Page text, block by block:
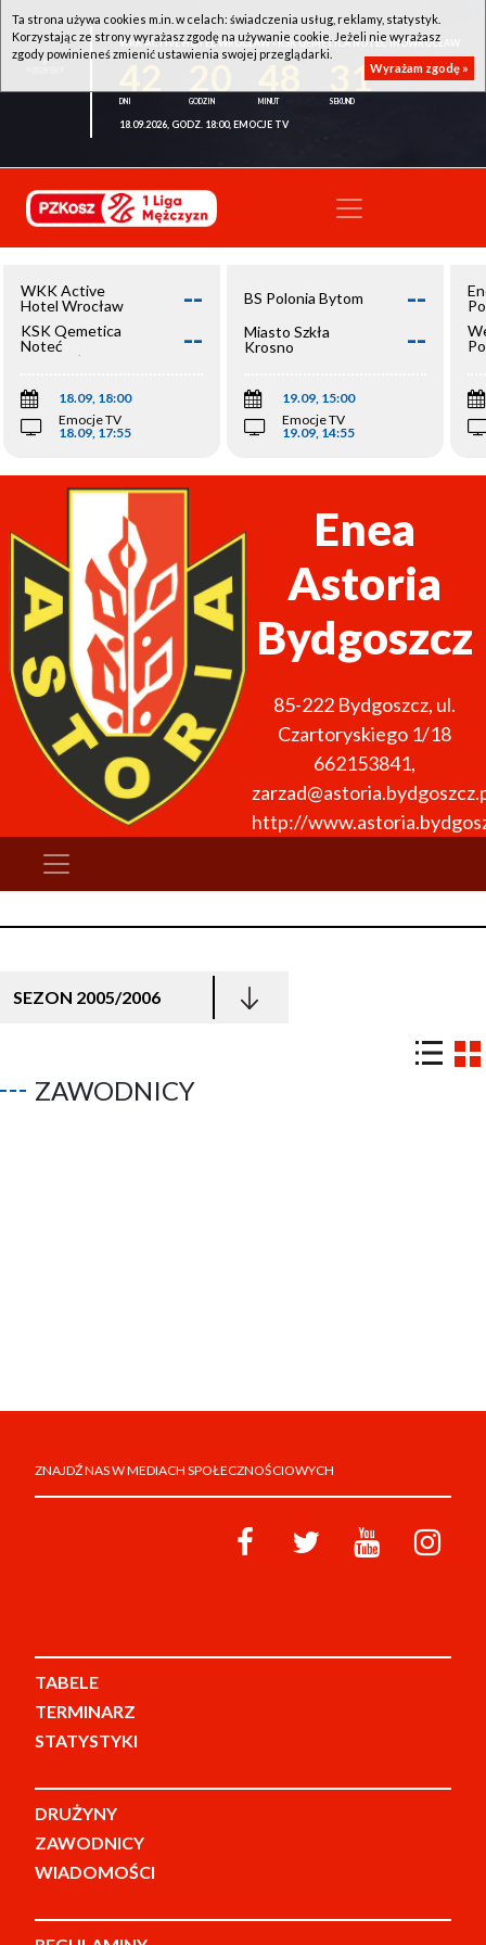
WKK ACTIVE HOTEL WROCŁAW - KSK QEMETICA NOTEĆ INOWROCŁAW
31
18.09.2026, GODZ. 18:00, EMOCJE TV
WKK Active
Hotel Wrocław
--
KSK Qemetica
Noteć
Inowrocław
--
18.09, 18:00
Emocje TV
18.09, 17:55
BS Polonia Bytom --
Miasto Szkła
Krosno
--
19.09, 15:00
Emocje TV
19.09, 14:55
Enea
Astoria
Bydgoszcz
85-222 Bydgoszcz, ul.
Czartoryskiego 1/18
662153841,
http://
SEZON 2005/2006
ZAWODNICY
ZNAJDŹ NAS W MEDIACH SPOŁECZNOŚCIOWYCH
TABELE
TERMINARZ
STATYSTYKI
DRUŻYNY
ZAWODNICY
WIADOMOŚCI
Ta strona używa cookies m.in. w celach: świadczenia usług, reklamy, statystyk.
Korzystając ze strony wyrażasz zgodę na używanie cookie. Jeżeli nie wyrażasz
zgody powinieneś zmienić ustawienia swojej przeglądarki.
Wyrażam zgodę »